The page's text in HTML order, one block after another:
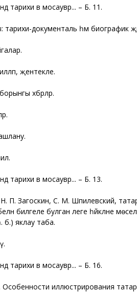
тарихи вә мосаувәр... – Б. 11.
тарихи-документаль һәм биографик
җентекле.
хәбәрләр.
тарихи вә мосаувәр... – Б. 13.
П. Загоскин, С. М. Шпилевский,
билгеле булган әлеге һәйкәлне
б.) яклау таба.
тарихи вә мосаувәр... – Б. 16.
Особенности иллюстрирования